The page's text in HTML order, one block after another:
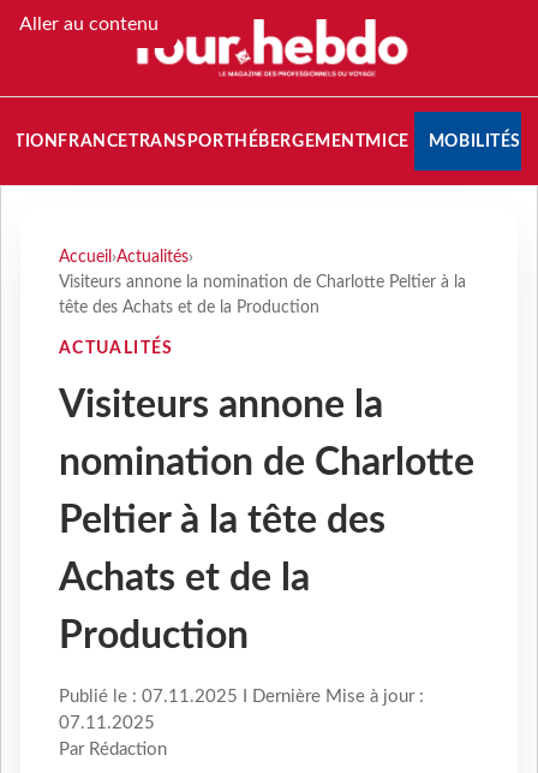
Aller au contenu
FRANCETRANSPORT HÉBERGEMENTMICE MOBILITÉS
Accueil ›Actualités›
Visiteurs annone la nomination de Charlotte Peltier à la
tête des Achats et de la Production
ACTUALITÉS
Visiteurs annone la
nomination de Charlotte
Peltier à la tête des
Achats et de la
Production
Publié le : 07.11.2025 I Dernière Mise à jour :
07.11.2025
Par Rédaction